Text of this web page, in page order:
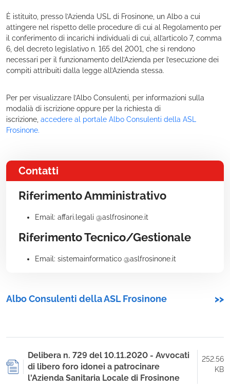
È istituito, presso l’Azienda USL di Frosinone, un Albo a cui
attingere nel rispetto delle procedure di cui al Regolamento per
il conferimento di incarichi individuali di cui, all’articolo 7, comma
6, del decreto legislativo n. 165 del 2001, che si rendono
necessari per il funzionamento dell’Azienda per l’esecuzione dei
compiti attribuiti dalla legge all’Azienda stessa.
Per per visualizzare l’Albo Consulenti, per informazioni sulla
modalià di iscrizione oppure per la richiesta di
iscrizione, accedere al portale Albo Consulenti della ASL
Frosinone.
Contatti
Riferimento Amministrativo
Email: affari.legali @aslfrosinone.it
Riferimento Tecnico/Gestionale
Email: sistemainformatico @aslfrosinone.it
Albo Consulenti della ASL Frosinone >>
Delibera n. 729 del 10.11.2020 - Avvocati
di libero foro idonei a patrocinare
l'Azienda Sanitaria Locale di Frosinone
252.56
KB